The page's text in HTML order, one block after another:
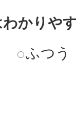
かりや
ふつう